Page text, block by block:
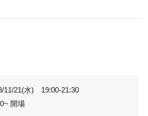
11/21(水) 19:00-21:30
開場